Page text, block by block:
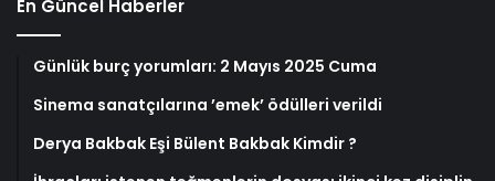
En Güncel Haberler
Günlük burç yorumları: 2 Mayıs 2025 Cuma
Sinema sanatçılarına ’emek’ ödülleri verildi
Derya Bakbak Eşi Bülent Bakbak Kimdir ?